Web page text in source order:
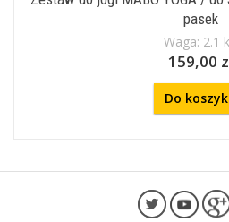
pasek
Waga: 2.1
159,00
Do